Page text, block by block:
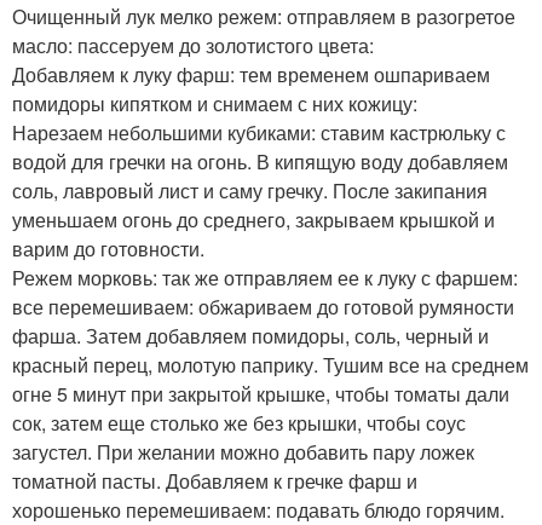
Очищенный лук мелко режем: отправляем в разогретое
масло: пассеруем до золотистого цвета:
Добавляем к луку фарш: тем временем ошпариваем
помидоры кипятком и снимаем с них кожицу:
Нарезаем небольшими кубиками: ставим кастрюльку с
водой для гречки на огонь. В кипящую воду добавляем
соль, лавровый лист и саму гречку. После закипания
уменьшаем огонь до среднего, закрываем крышкой и
варим до готовности.
Режем морковь: так же отправляем ее к луку с фаршем:
все перемешиваем: обжариваем до готовой румяности
фарша. Затем добавляем помидоры, соль, черный и
красный перец, молотую паприку. Тушим все на среднем
огне 5 минут при закрытой крышке, чтобы томаты дали
сок, затем еще столько же без крышки, чтобы соус
загустел. При желании можно добавить пару ложек
томатной пасты. Добавляем к гречке фарш и
хорошенько перемешиваем: подавать блюдо горячим.